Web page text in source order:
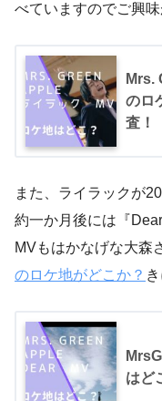
べていますのでご興
Mrs.
のロ
査！
また、ライラックが
約一か月後には『
MVもはかなげな大森
のロケ地がどこか？
はど